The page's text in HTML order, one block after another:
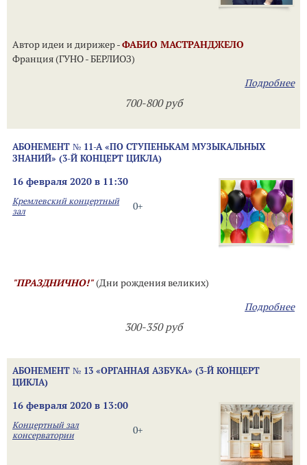
Автор идеи и дирижер -ФАБИО МАСТРАНДЖЕЛО
Франция (ГУНО - БЕРЛИОЗ)
Подробнее
700-800 руб
АБОНЕМЕНТ № 11-А «ПО СТУПЕНЬКАМ МУЗЫКАЛЬНЫХ
ЗНАНИЙ» (3-Й КОНЦЕРТ ЦИКЛА)
16 февраля 2020 в 11:30
0+
Кремлевский концертный
зал
"ПРАЗДНИЧНО!"(Дни рождения великих)
Подробнее
300-350 руб
АБОНЕМЕНТ № 13 «ОРГАННАЯ АЗБУКА» (3-Й КОНЦЕРТ
ЦИКЛА)
16 февраля 2020 в 13:00
0+
Концертный зал
консерватории